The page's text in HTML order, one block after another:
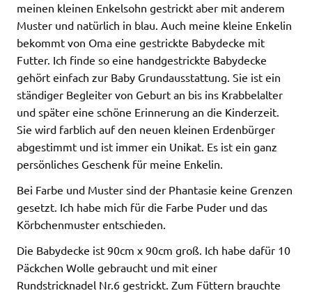
meinen kleinen Enkelsohn gestrickt aber mit anderem
Muster und natürlich in blau. Auch meine kleine Enkelin
bekommt von Oma eine gestrickte Babydecke mit
Futter. Ich finde so eine handgestrickte Babydecke
gehört einfach zur Baby Grundausstattung. Sie ist ein
ständiger Begleiter von Geburt an bis ins Krabbelalter
und später eine schöne Erinnerung an die Kinderzeit.
Sie wird farblich auf den neuen kleinen Erdenbürger
abgestimmt und ist immer ein Unikat. Es ist ein ganz
persönliches Geschenk für meine Enkelin.
Bei Farbe und Muster sind der Phantasie keine Grenzen
gesetzt. Ich habe mich für die Farbe Puder und das
Körbchenmuster entschieden.
Die Babydecke ist 90cm x 90cm groß. Ich habe dafür 10
Päckchen Wolle gebraucht und mit einer
Rundstricknadel Nr.6 gestrickt. Zum Füttern brauchte